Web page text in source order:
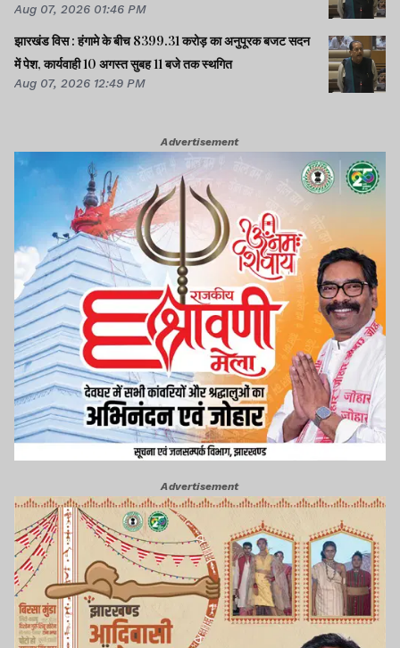
Aug 07, 2026 01:46 PM
झारखंड विस : हंगामे के बीच 8399.31 करोड़ का अनुपूरक बजट सदन
में पेश, कार्यवाही 10 अगस्त सुबह 11 बजे तक स्थगित
Aug 07, 2026 12:49 PM
Advertisement
Advertisement